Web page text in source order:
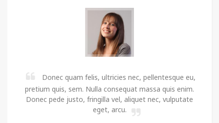
Donec quam felis, ultricies nec, pellentesque eu,
pretium quis, sem. Nulla consequat massa quis enim.
Donec pede justo, fringilla vel, aliquet nec, vulputate
eget, arcu.